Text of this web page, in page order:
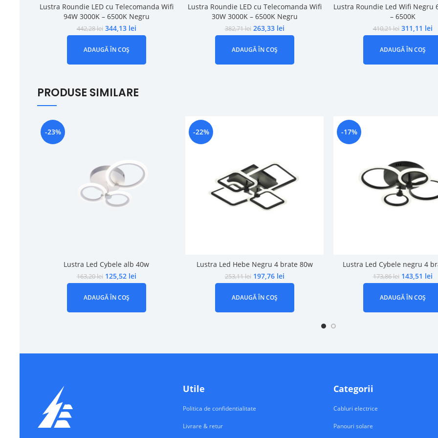
Lustra Roundie LED cu Telecomanda Wifi
94W 3000K – 6500K Negru
442,28lei 344,13 lei
ADAUGĂ ÎN COȘ
Lustra Roundie LED cu Telecomanda Wifi
30W 3000K – 6500K Negru
382,71lei 263,33 lei
ADAUGĂ ÎN COȘ
Lustra Roundie Led Wifi Negru
– 6500K
410,21lei 311,11 lei
ADAUGĂ ÎN COȘ
PRODUSE SIMILARE
-23%
Lustra Led Cybele alb 40w
163,20lei 125,52 lei
ADAUGĂ ÎN COȘ
-22%
Lustra Led Hebe Negru 4 brate 80w
253,11lei 197,76 lei
ADAUGĂ ÎN COȘ
-17%
Lustra Led Cybele negru 4
173,86lei 143,51 lei
ADAUGĂ ÎN COȘ
Utile
Politica de confidentialitate
Livrare & retur
Categorii
Cabluri electrice
Panouri solare